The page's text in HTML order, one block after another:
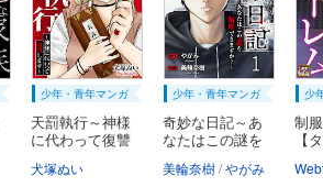
少年・青年マンガ
天罰執行～神様
に代わって復讐
犬塚ぬい
少年・青年マンガ
奇妙な日記～あ
なたはこの謎を
美輪奈樹 やがみ
少
制
【